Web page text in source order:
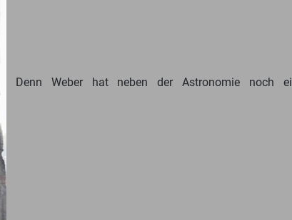
Denn Weber hat neben der Astronomie noch